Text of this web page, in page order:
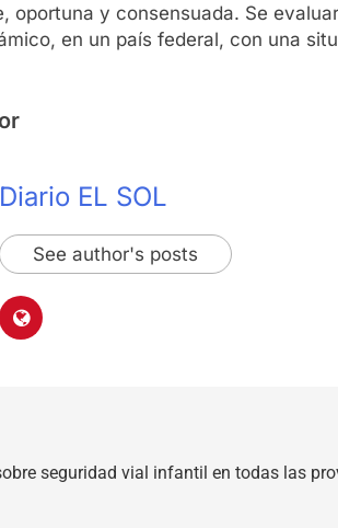
oportuna y consensuada. Se
en un país federal, con una
Diario EL SOL
See author's posts
seguridad vial infantil en todas las